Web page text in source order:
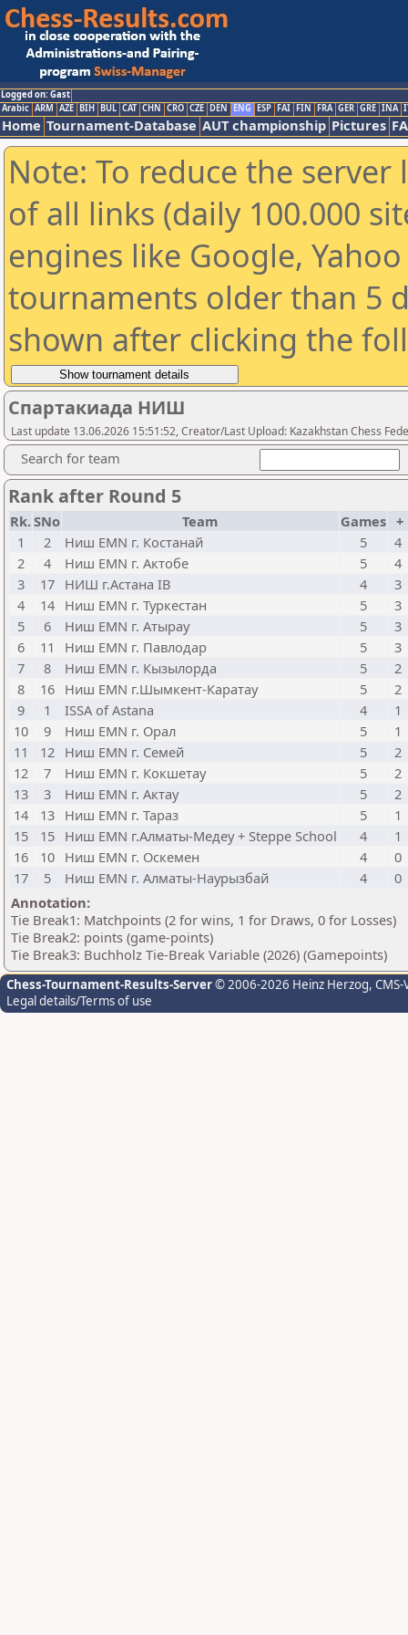
Logged on: Gast
Arabic ARM AZE BIH BUL CAT CHN CRO CZE DEN ENG ESP FAI FIN FRA GER GRE INA
Home Tournament-Database AUT championship Pictures
Note: To reduce the
of all links (daily 100.000
engines like Google,
tournaments older than 5
shown after clicking the
Спартакиада НИШ
Last update 13.06.2026 15:51:52, Creator/Last Upload: Kazakhstan Chess
Search for team
Rank after Round 5
Rk.SNo Team Games +
1
2 Ниш EMN г. Костанай 5
4
2
4 Ниш EMN г. Актобе 5
4
3
17 НИШ г.Астана IB 4
3
4
14 Ниш EMN г. Туркестан 5
3
5
6 Ниш EMN г. Атырау 5
3
6
11 Ниш EMN г. Павлодар 5
3
7
8 Ниш EMN г. Кызылорда 5
2
8
16 Ниш EMN г.Шымкент-Каратау 5
2
9
1 ISSA of Astana 4
1
10
9 Ниш EMN г. Орал 5
1
11
12 Ниш EMN г. Семей 5
2
12
7 Ниш EMN г. Кокшетау 5
2
13
3 Ниш EMN г. Актау 5
2
14
13 Ниш EMN г. Тараз 5
1
15
15 Ниш EMN г.Алматы-Медеу + Steppe School 4
1
16
10 Ниш EMN г. Оскемен 4
0
17
5 Ниш EMN г. Алматы-Наурызбай 4
0
Annotation:
Tie Break1: Matchpoints (2 for wins, 1 for Draws, 0 for Losses)
Tie Break2: points (game-points)
Tie Break3: Buchholz Tie-Break Variable (2026) (Gamepoints)
Chess-Tournament-Results-Server© 2006-2026 Heinz Herzog,
Legal details/Terms of use